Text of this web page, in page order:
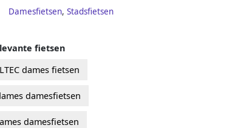
Damesfietsen, Stadsfietsen
fietsen
dames fietsen
damesfietsen
damesfietsen